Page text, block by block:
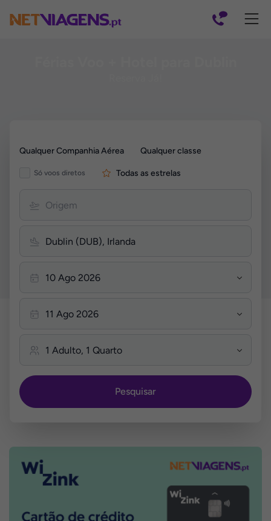
por
Voos
Qualquer Companhia Aérea Qualquer classe
Só voos diretos Todas as estrelas
Pesquisar